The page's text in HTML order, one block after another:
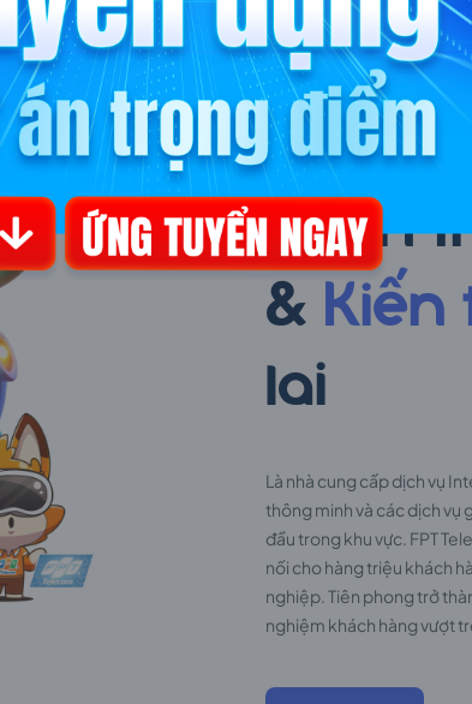
FPT Telecom
Hành
&Kiến
lai
Là nhà cung cấp dịch vụ
thông minh và các dịch vụ
đầu trong khu vực. FPT
nối cho hàng triệu khách
nghiệp. Tiên phong trở
nghiệm khách hàng vượt